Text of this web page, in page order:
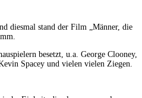
diesmal stand der Film „Männer, die
besetzt, u.a. George Clooney,
Spacey und vielen vielen Ziegen.